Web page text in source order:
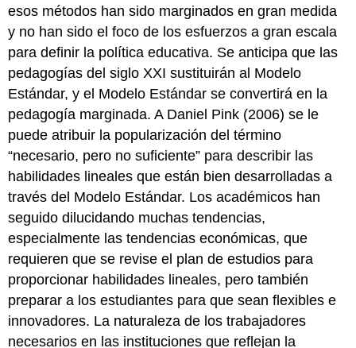
esos métodos han sido marginados en gran medida
y no han sido el foco de los esfuerzos a gran escala
para definir la política educativa. Se anticipa que las
pedagogías del siglo XXI sustituirán al Modelo
Estándar, y el Modelo Estándar se convertirá en la
pedagogía marginada. A Daniel Pink (2006) se le
puede atribuir la popularización del término
“necesario, pero no suficiente” para describir las
habilidades lineales que están bien desarrolladas a
través del Modelo Estándar. Los académicos han
seguido dilucidando muchas tendencias,
especialmente las tendencias económicas, que
requieren que se revise el plan de estudios para
proporcionar habilidades lineales, pero también
preparar a los estudiantes para que sean flexibles e
innovadores. La naturaleza de los trabajadores
necesarios en las instituciones que reflejan la